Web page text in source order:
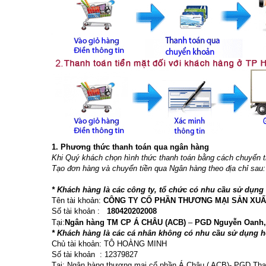
1. Phương thức thanh toán qua ngân hàng
Khi Quý khách chọn hình thức thanh toán bằng cách
Tạo đơn hàng và chuyển tiền qua Ngân hàng theo địa chỉ sau:
* Khách hàng là các công ty, tổ chức có nhu cầu sử
Tên tài khoản: CÔNG TY CỔ PHẦN THƯƠNG MẠI SẢN
Số tài khoản : 180420202008
Tại:Ngân hàng TM CP Á CHÂU (ACB) – PGD Nguyễn
* Khách hàng là các cá nhân không có nhu cầu sử dụng
Chủ tài khoản: TÔ HOÀNG MINH
Số tài khoản : 12379827